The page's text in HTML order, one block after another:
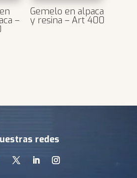
–
Gemelo en alpaca
y resina – Art 400
redes